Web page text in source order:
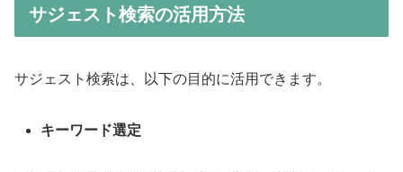
サジェスト検索の活用方法
サジェスト検索は、以下の目的に活用できます。
キーワード選定